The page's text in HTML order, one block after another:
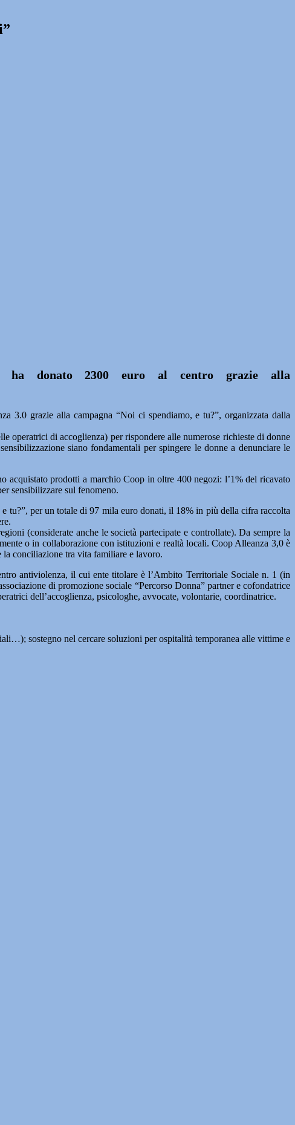
ha donato 2300 euro al centro grazie alla
3.0 grazie alla campagna “Noi ci spendiamo, e tu?”, organizzata dalla
operatrici di accoglienza) per rispondere alle numerose richieste di donne
siano fondamentali per spingere le donne a denunciare le
prodotti a marchio Coop in oltre 400 negozi: l’1% del ricavato
sensibilizzare sul fenomeno.
tu?”, per un totale di 97 mila euro donati, il 18% in più della cifra raccolta
(considerate anche le società partecipate e controllate). Da sempre la
o in collaborazione con istituzioni e realtà locali. Coop Alleanza 3,0 è
conciliazione tra vita familiare e lavoro.
antiviolenza, il cui ente titolare è l’Ambito Territoriale Sociale n. 1 (in
di promozione sociale “Percorso Donna” partner e cofondatrice
dell’accoglienza, psicologhe, avvocate, volontarie, coordinatrice.
sostegno nel cercare soluzioni per ospitalità temporanea alle vittime e